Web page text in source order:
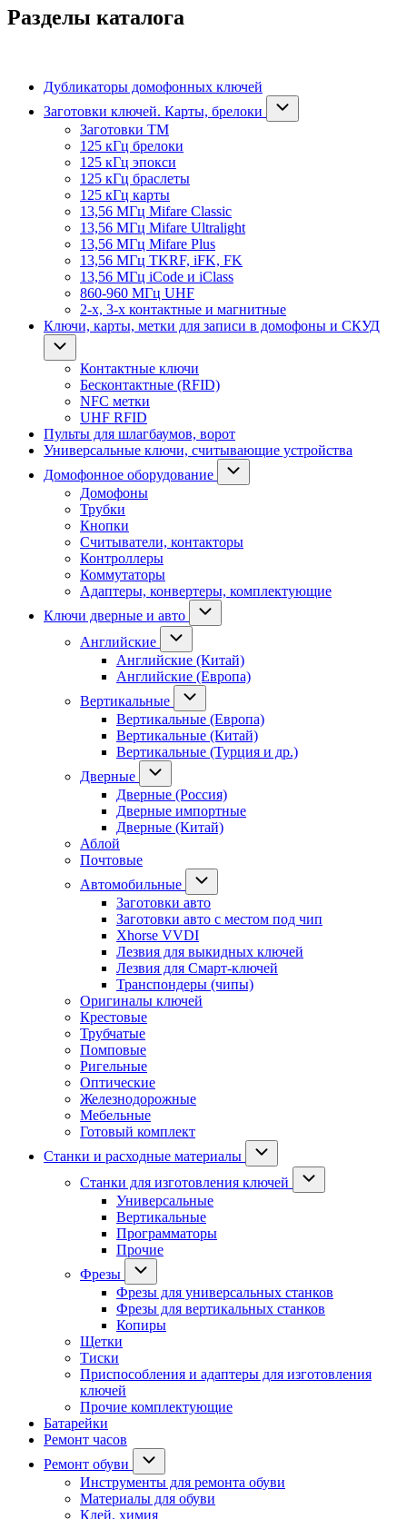
Разделы каталога
Дубликаторы домофонных ключей
Заготовки ключей. Карты, брелоки
Заготовки ТМ
125 кГц брелоки
125 кГц эпокси
125 кГц браслеты
125 кГц карты
13,56 МГц Mifare Classic
13,56 МГц Mifare Ultralight
13,56 МГц Mifare Plus
13,56 МГц TKRF, iFK, FK
13,56 МГц iCode и iClass
860-960 МГц UHF
2-х, 3-х контактные и магнитные
Ключи, карты, метки для записи в домофоны и СКУД
Контактные ключи
Бесконтактные (RFID)
NFC метки
UHF RFID
Пульты для шлагбаумов, ворот
Универсальные ключи, считывающие устройства
Домофонное оборудование
Домофоны
Трубки
Кнопки
Считыватели, контакторы
Контроллеры
Коммутаторы
Адаптеры, конвертеры, комплектующие
Ключи дверные и авто
Английские
Английские (Китай)
Английские (Европа)
Вертикальные
Вертикальные (Европа)
Вертикальные (Китай)
Вертикальные (Турция и др.)
Дверные
Дверные (Россия)
Дверные импортные
Дверные (Китай)
Аблой
Почтовые
Автомобильные
Заготовки авто
Заготовки авто с местом под чип
Xhorse VVDI
Лезвия для выкидных ключей
Лезвия для Смарт-ключей
Транспондеры (чипы)
Оригиналы ключей
Крестовые
Трубчатые
Помповые
Ригельные
Оптические
Железнодорожные
Мебельные
Готовый комплект
Станки и расходные материалы
Станки для изготовления ключей
Универсальные
Вертикальные
Программаторы
Прочие
Фрезы
Фрезы для универсальных станков
Фрезы для вертикальных станков
Копиры
Щетки
Тиски
Приспособления и адаптеры для изготовления
ключей
Прочие комплектующие
Батарейки
Ремонт часов
Ремонт обуви
Инструменты для ремонта обуви
Материалы для обуви
Клей, химия